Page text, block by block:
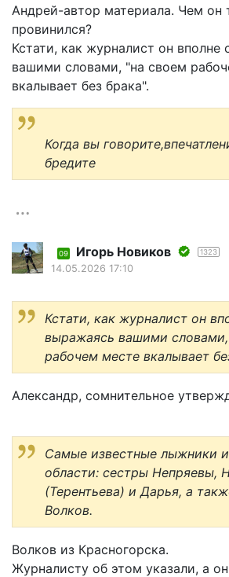
Андрей-автор материала. Чем он
провинился?
Кстати, как журналист он вполне
вашими словами, "на своем
вкалывает без брака".
Когда вы
бредите
09 Игорь Новиков 1323
14.05.2026 17:10
Кстати, как журналист он
выражаясь вашими
рабочем месте вкалывает
Александр, сомнительное
Самые известные лыжники
области: сестры Непряевы,
(Терентьева) и Дарья, а
Волков.
Волков из Красногорска.
Журналисту об этом указали, а